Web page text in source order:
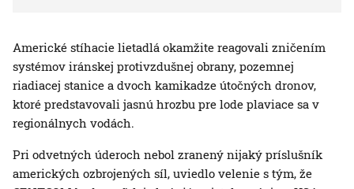
Americké stíhacie lietadlá okamžite reagovali zničením
systémov iránskej protivzdušnej obrany, pozemnej
riadiacej stanice a dvoch kamikadze útočných dronov,
ktoré predstavovali jasnú hrozbu pre lode plaviace sa v
regionálnych vodách.
Pri odvetných úderoch nebol zranený nijaký príslušník
amerických ozbrojených síl, uviedlo velenie s tým, že